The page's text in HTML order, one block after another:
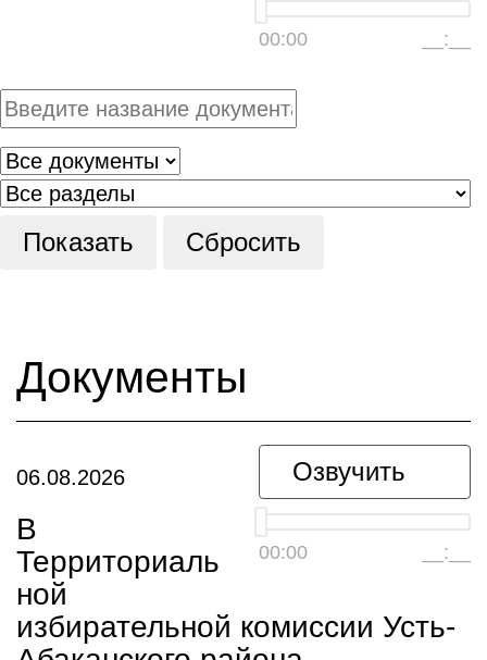
00:00 __:__
Документы
Озвучить
00:00 __:__
06.08.2026
В
Территориаль
ной
избирательной комиссии Усть-